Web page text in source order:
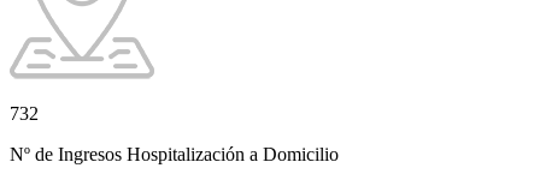
732
Nº de Ingresos Hospitalización a Domicilio